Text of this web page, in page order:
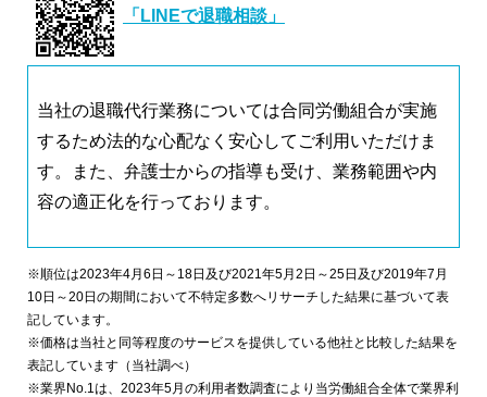
「LINEで退職相談」
当社の退職代行業務については合同労働組合が実施
するため法的な心配なく安心してご利用いただけま
す。また、弁護士からの指導も受け、業務範囲や内
容の適正化を行っております。
※順位は2023年4月6日～18日及び2021年5月2日～25日及び2019年7月
10日～20日の期間において不特定多数へリサーチした結果に基づいて表
記しています。
※価格は当社と同等程度のサービスを提供している他社と比較した結果を
表記しています（当社調べ）
※業界No.1は、2023年5月の利用者数調査により当労働組合全体で業界利